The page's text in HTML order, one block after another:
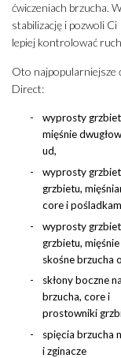
ćwiczeniach brzucha.
stabilizację i pozwoli Ci
lepiej kontrolować
Oto najpopularniejsze
Direct:
wyprosty
mięśnie
ud,
wyprosty
grzbietu,
core i
wyprosty
grzbietu, mięśnie
skośne brzucha
skłony boczne
brzucha, core i
prostowniki
spięcia brzucha
i zginacze